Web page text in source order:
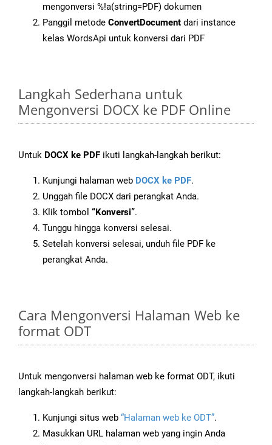
mengonversi %!a(string=PDF) dokumen
Panggil metode ConvertDocument dari instance
kelas WordsApi untuk konversi dari PDF
Langkah Sederhana untuk
Mengonversi DOCX ke PDF Online
Untuk DOCX ke PDF ikuti langkah-langkah berikut:
Kunjungi halaman web DOCX ke PDF.
Unggah file DOCX dari perangkat Anda.
Klik tombol “Konversi”.
Tunggu hingga konversi selesai.
Setelah konversi selesai, unduh file PDF ke
perangkat Anda.
Cara Mengonversi Halaman Web ke
format ODT
Untuk mengonversi halaman web ke format ODT, ikuti
langkah-langkah berikut:
Kunjungi situs web “Halaman web ke ODT”.
Masukkan URL halaman web yang ingin Anda